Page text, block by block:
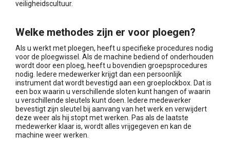
veiligheidscultuur.
Welke methodes zijn er voor ploegen?
Als u werkt met ploegen, heeft u specifieke procedures nodig
voor de ploegwissel. Als de machine bediend of onderhouden
wordt door een ploeg, heeft u bovendien groepsprocedures
nodig. Iedere medewerker krijgt dan een persoonlijk
instrument dat wordt bevestigd aan een groeplockbox. Dat is
een box waarin u verschillende sloten kunt hangen of waarin
u verschillende sleutels kunt doen. Iedere medewerker
bevestigt zijn sleutel bij aanvang van het werk en verwijdert
deze weer als hij stopt met werken. Pas als de laatste
medewerker klaar is, wordt alles vrijgegeven en kan de
machine weer werken.